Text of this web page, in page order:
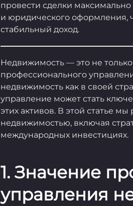
провести сделки
и юридического
стабильный доход.
Недвижимость — это не
профессионального
недвижимость как в своей
управление может стать
этих активов. В этой статье
недвижимостью, включая
международных инвестициях.
1. Значение
управления